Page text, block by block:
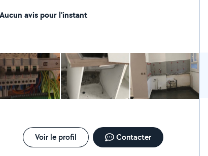
Aucun avis pour l'instant
Voir le profil Contacter